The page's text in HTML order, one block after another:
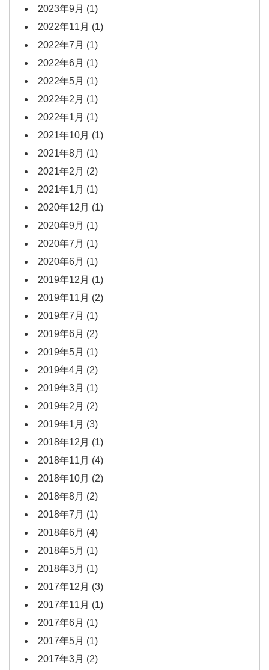
2023年9月 (1)
2022年11月 (1)
2022年7月 (1)
2022年6月 (1)
2022年5月 (1)
2022年2月 (1)
2022年1月 (1)
2021年10月 (1)
2021年8月 (1)
2021年2月 (2)
2021年1月 (1)
2020年12月 (1)
2020年9月 (1)
2020年7月 (1)
2020年6月 (1)
2019年12月 (1)
2019年11月 (2)
2019年7月 (1)
2019年6月 (2)
2019年5月 (1)
2019年4月 (2)
2019年3月 (1)
2019年2月 (2)
2019年1月 (3)
2018年12月 (1)
2018年11月 (4)
2018年10月 (2)
2018年8月 (2)
2018年7月 (1)
2018年6月 (4)
2018年5月 (1)
2018年3月 (1)
2017年12月 (3)
2017年11月 (1)
2017年6月 (1)
2017年5月 (1)
2017年3月 (2)